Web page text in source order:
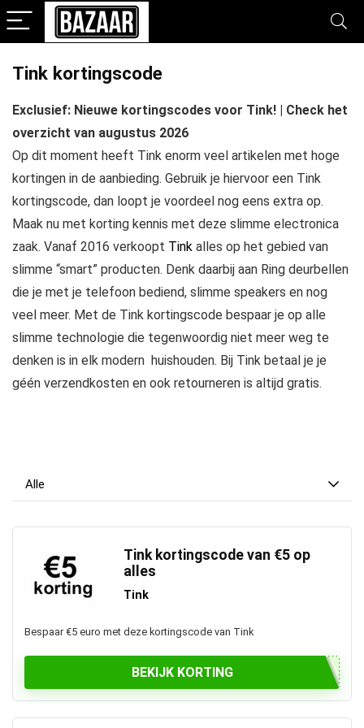
Tink kortingscode
Exclusief: Nieuwe kortingscodes voor Tink! | Check het
overzicht van augustus 2026
Op dit moment heeft Tink enorm veel artikelen met hoge
kortingen in de aanbieding. Gebruik je hiervoor een Tink
kortingscode, dan loopt je voordeel nog eens extra op.
Maak nu met korting kennis met deze slimme electronica
zaak. Vanaf 2016 verkoopt Tink alles op het gebied van
slimme “smart” producten. Denk daarbij aan Ring deurbellen
die je met je telefoon bediend, slimme speakers en nog
veel meer. Met de Tink kortingscode bespaar je op alle
slimme technologie die tegenwoordig niet meer weg te
denken is in elk modern huishouden. Bij Tink betaal je je
géén verzendkosten en ook retourneren is altijd gratis.
Alle
Tink kortingscode van €5 op
alles
Tink
Bespaar €5 euro met deze kortingscode van Tink
BEKIJK KORTING